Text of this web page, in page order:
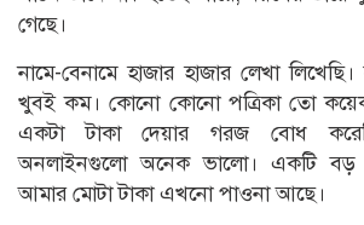
গেছে।
নামে-বেনামে হাজার হাজার লেখা লিখেছি।
খুবই কম। কোনো কোনো পত্রিকা তো
একটা টাকা দেয়ার গরজ বোধ
অনলাইনগুলো অনেক ভালো। একটি বড়
আমার মোটা টাকা এখনো পাওনা আছে।